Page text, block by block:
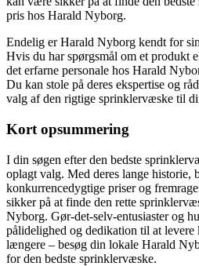
pris hos Harald Nyborg.
Endelig er Harald Nyborg kendt for
Hvis du har spørgsmål om et produkt
det erfarne personale hos Harald
Du kan stole på deres ekspertise og
valg af den rigtige sprinklervæske til
Kort opsummering
I din søgen efter den bedste
oplagt valg. Med deres lange historie,
konkurrencedygtige priser og
sikker på at finde den rette
Nyborg. Gør-det-selv-entusiaster og
pålidelighed og dedikation til at
længere – besøg din lokale Harald
for den bedste sprinklervæske.